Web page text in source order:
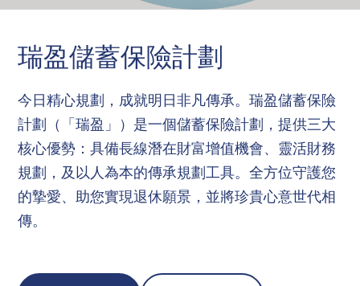
瑞安護危疾保障計劃
人壽
瑞安心定期保障計劃
網上投保
服務及表格
登入
瑞盈儲蓄保險計劃
今日精心規劃，成就明日非凡傳承。瑞盈儲蓄保險
計劃（「瑞盈」）是一個儲蓄保險計劃，提供三大
核心優勢：具備長線潛在財富增值機會、靈活財務
規劃，及以人為本的傳承規劃工具。全方位守護您
的摯愛、助您實現退休願景，並將珍貴心意世代相
傳。